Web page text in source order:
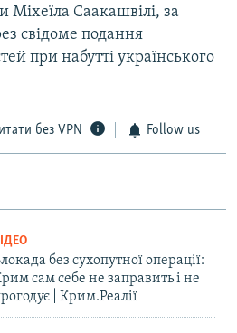
Міхеїла Саакашвілі, за
свідоме подання
при набутті українського
без VPN Follow us
без сухопутної операції:
сам себе не заправить і не
| Крим.Реалії